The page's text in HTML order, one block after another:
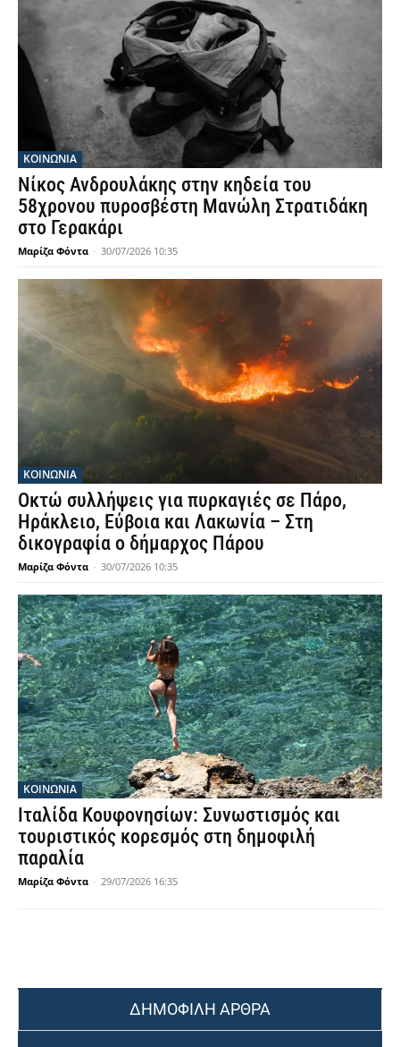
ΚΟΙΝΩΝΙΑ
Νίκος Ανδρουλάκης στην κηδεία του
58χρονου πυροσβέστη Μανώλη Στρατιδάκη
στο Γερακάρι
Μαρίζα Φόντα - 30/07/2026 10:35
ΚΟΙΝΩΝΙΑ
Οκτώ συλλήψεις για πυρκαγιές σε Πάρο,
Ηράκλειο, Εύβοια και Λακωνία – Στη
δικογραφία ο δήμαρχος Πάρου
Μαρίζα Φόντα - 30/07/2026 10:35
ΚΟΙΝΩΝΙΑ
Ιταλίδα Κουφονησίων: Συνωστισμός και
τουριστικός κορεσμός στη δημοφιλή
παραλία
Μαρίζα Φόντα - 29/07/2026 16:35
ΔΗΜΟΦΙΛΗ ΑΡΘΡΑ